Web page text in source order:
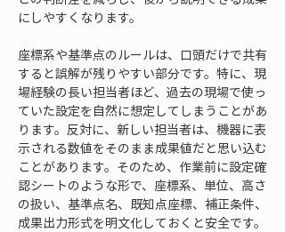
にしやすくなります。
座標系や基準点のルールは、口頭だけで共有
すると誤解が残りやすい部分です。特に、現
場経験の長い担当者ほど、過去の現場で使っ
ていた設定を自然に想定してしまうことがあ
ります。反対に、新しい担当者は、機器に表
示される数値をそのまま成果値だと思い込む
ことがあります。そのため、作業前に設定確
認シートのような形で、座標系、単位、高さ
の扱い、基準点名、既知点座標、補正条件、
成果出力形式を明文化しておくと安全です。